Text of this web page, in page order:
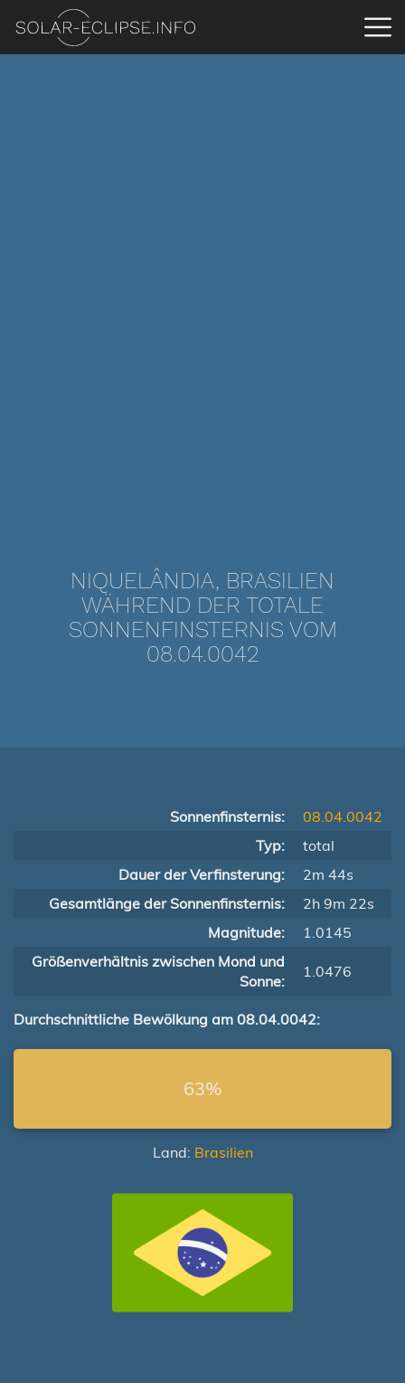
NIQUELÂNDIA, BRASILIEN
WÄHREND DER TOTALE
SONNENFINSTERNIS VOM
08.04.0042
Sonnenfinsternis:
08.04.0042
Typ:
total
Dauer der Verfinsterung:
2m 44s
Gesamtlänge der Sonnenfinsternis:
2h 9m 22s
Magnitude:
1.0145
Größenverhältnis zwischen Mond und
Sonne:
1.0476
Durchschnittliche Bewölkung am 08.04.0042:
63%
Land: Brasilien